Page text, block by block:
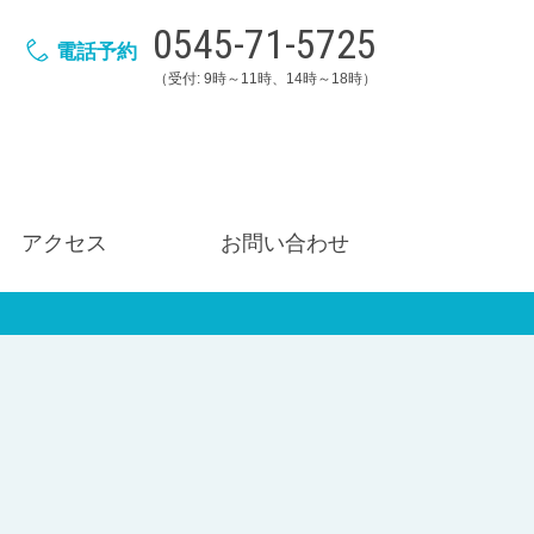
電話予約 0545-71-5725
（受付: 9時～11時、14時～18時）
アクセス お問い合わせ